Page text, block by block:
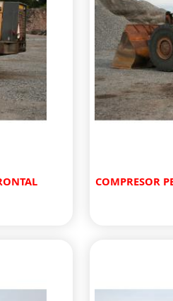
COMPRESOR PENTRU INCARCATOR FRONTAL HANOMAG